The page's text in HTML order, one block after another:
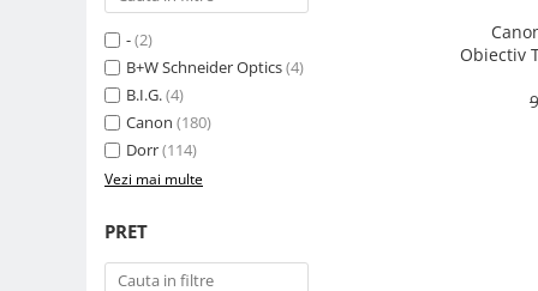
Filtre tip Cokin
Filtre White Balance
Inele reductii obiective
Curatare si intretinere
-(2)
B+W Schneider Optics(4)
B.I.G.(4)
Canon (180)
Dorr(114)
Vezi mai multe
PRET
Obiectiv